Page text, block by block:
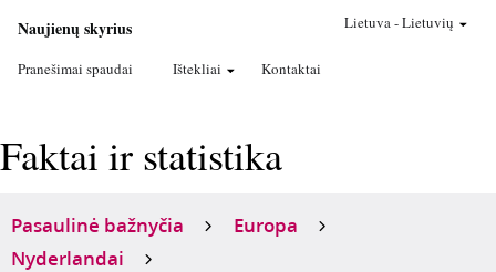
Naujienų skyrius
Pranešimai spaudai Ištekliai Kontaktai
Lietuva-Lietuvių
Faktai ir statistika
Pasaulinė bažnyčia
Europa
Nyderlandai